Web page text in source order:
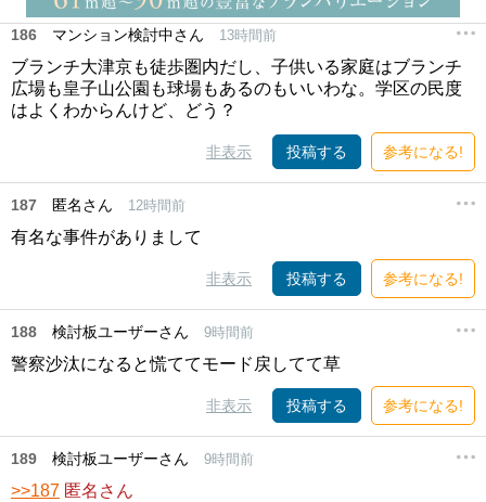
186 マンション検討中さん 13時間前
ブランチ大津京も徒歩圏内だし、子供いる家庭はブランチ
広場も皇子山公園も球場もあるのもいいわな。学区の民度
はよくわからんけど、どう？
非表示 投稿する 参考になる!
187 匿名さん 12時間前
有名な事件がありまして
非表示 投稿する 参考になる!
188 検討板ユーザーさん 9時間前
警察沙汰になると慌ててモード戻してて草
非表示 投稿する 参考になる!
189 検討板ユーザーさん 9時間前
>>187 匿名さん